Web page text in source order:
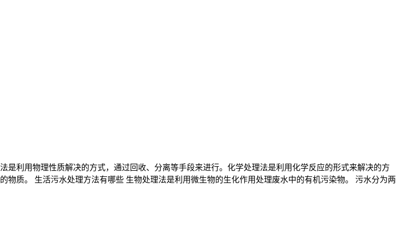
是利用物理性质解决的方式，通过回收、分离等手段来进行。化学处理法是利用化学反应的形式来解决的方
质。 生活污水处理方法有哪些 生物处理法是利用微生物的生化作用处理废水中的有机污染物。 污水分为两